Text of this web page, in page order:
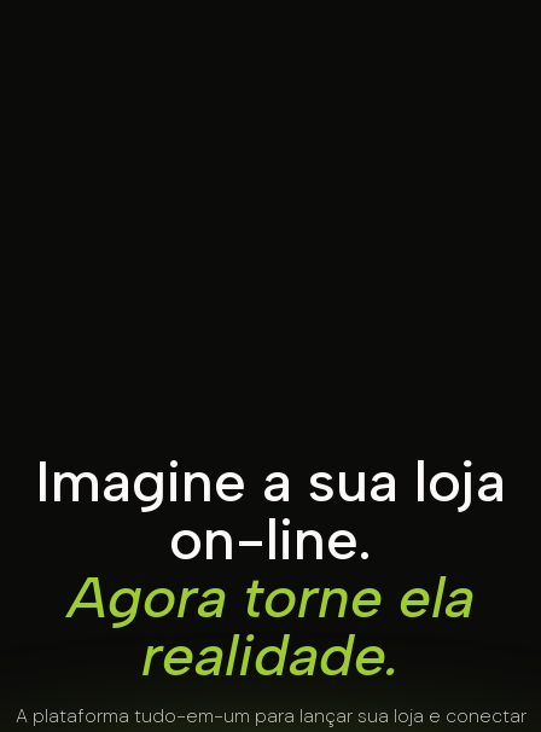
Imagine a sua loja
on-line.
Agora torne ela
realidade.
A plataforma tudo-em-um para lançar sua loja e conectar